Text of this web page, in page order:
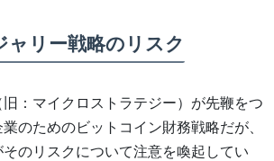
ャリー戦略のリスク
：マイクロストラテジー）が先鞭をつ
のためのビットコイン財務戦略だが、
のリスクについて注意を喚起してい